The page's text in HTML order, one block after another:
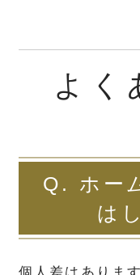
よく
Q. ホー
は
個人差はありま